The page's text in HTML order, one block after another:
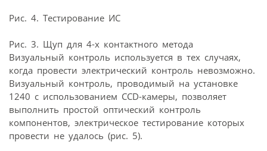
Рис. 4. Тестирование ИС
Рис. 3. Щуп для 4-х контактного метода
Визуальный контроль используется в тех случаях,
когда провести электрический контроль невозможно.
Визуальный контроль, проводимый на установке
1240 с использованием CCD-камеры, позволяет
выполнить простой оптический контроль
компонентов, электрическое тестирование которых
провести не удалось (рис. 5).